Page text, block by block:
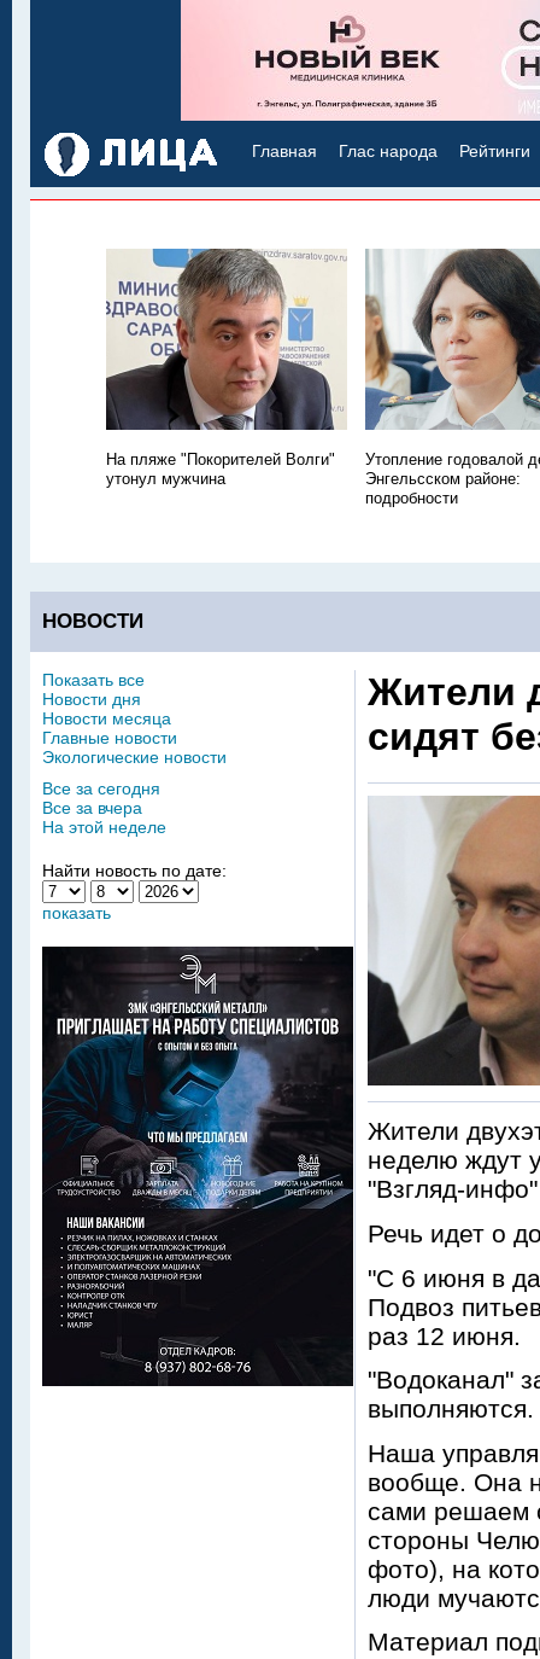
Главная Глас народа Рейтинги
На пляже "Покорителей Волги"
утонул мужчина
Утопление годовалой
Энгельсском районе:
подробности
НОВОСТИ
Жители
сидят
Жители
неделю ждут
"Взгляд-
Речь идет о
"С 6 июня в
Подвоз
раз 12 июня.
"Водоканал"
выполняются.
Наша
вообще. Она
сами решаем
стороны
фото), на
люди
Материал
Показать все
Новости дня
Новости месяца
Главные новости
Экологические новости
Все за сегодня
Все за вчера
На этой неделе
Найти новость по дате:
показать